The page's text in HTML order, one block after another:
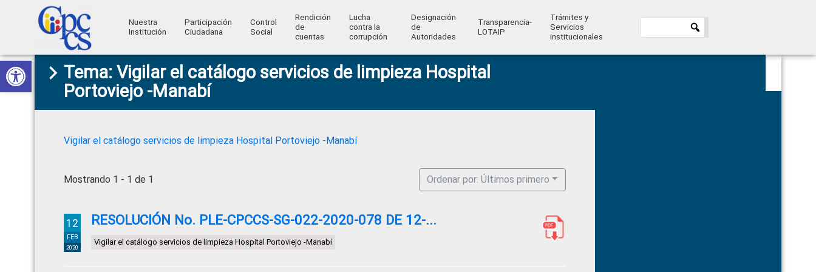
Abrir barra de herramientas
Skip
to
primary
navigation
Skip
to
main
Skip
to
primary
Skip
to
footer
Consejo
de
Participación
Social
Construyendo
Poder
Ciudadano
Nuestra
Institución
Participación
Ciudadana
Control
Social
Rendición
de
cuentas
Lucha
contra la
corrupción
Designación
de
Autoridades
Transparencia-
LOTAIP
Trámites y
Servicios
institucionales
Tema: Vigilar el catálogo servicios de limpieza Hospital
Portoviejo -Manabí
Vigilar el catálogo servicios de limpieza Hospital Portoviejo -Manabí
Mostrando 1 - 1 de 1 Ordenar por: Últimos primero
12
FEB
2020
RESOLUCIÓN No. PLE-CPCCS-SG-022-2020-078 DE 12-...
Vigilar el catálogo servicios de limpieza Hospital Portoviejo -Manabí